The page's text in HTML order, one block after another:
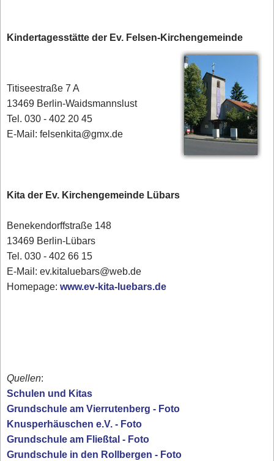
Kindertagesstätte der Ev. Felsen-Kirchengemeinde
Titiseestraße 7 A
13469 Berlin-Waidsmannslust
Tel. 030 - 402 20 45
E-Mail: felsenkita@gmx.de
Kita der Ev. Kirchengemeinde Lübars
Benekendorffstraße 148
13469 Berlin-Lübars
Tel. 030 - 402 66 15
E-Mail: ev.kitaluebars@web.de
Homepage:www.ev-kita-luebars.de
Quellen:
Schulen und Kitas
Grundschule am Vierrutenberg - Foto
Knusperhäuschen e.V. - Foto
Grundschule am Fließtal - Foto
Grundschule in den Rollbergen - Foto